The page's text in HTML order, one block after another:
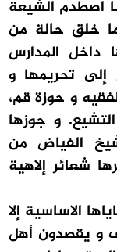
اصطدم الشيعة
خلق حالة من
داخل المدارس
تحريمها و
و حوزة قم،
و جوزها
الفياض من
شعائر إلاهية
الاساسية إلا
و يقصدون أهل